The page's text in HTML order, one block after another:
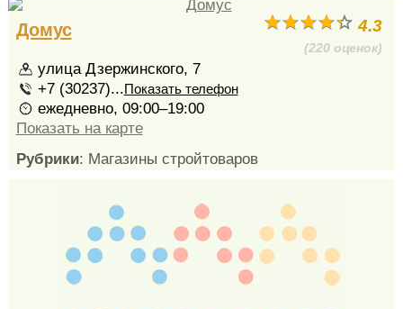
4.3
(220 оценок)
Домус
улица Дзержинского, 7
+7 (30237)...Показать телефон
ежедневно, 09:00–19:00
Показать на карте
Рубрики: Магазины стройтоваров